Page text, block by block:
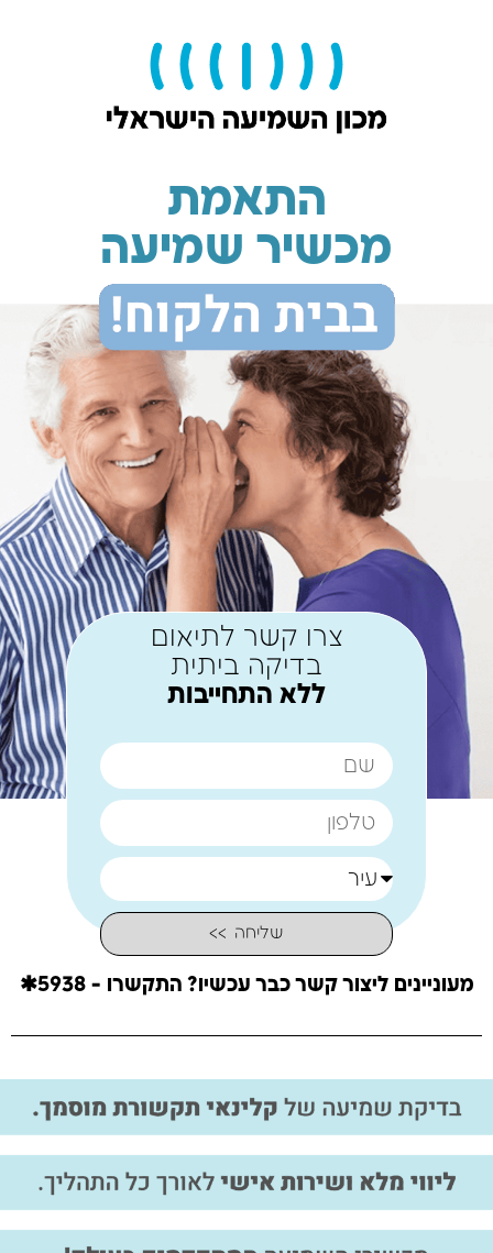
התאמת
מכשיר שמיעה
צרו קשר לתיאום
בדיקה ביתית
ללא התחייבות
שליחה >>
מעוניינים ליצור קשר כבר עכשיו? התקשרו - 5938✱